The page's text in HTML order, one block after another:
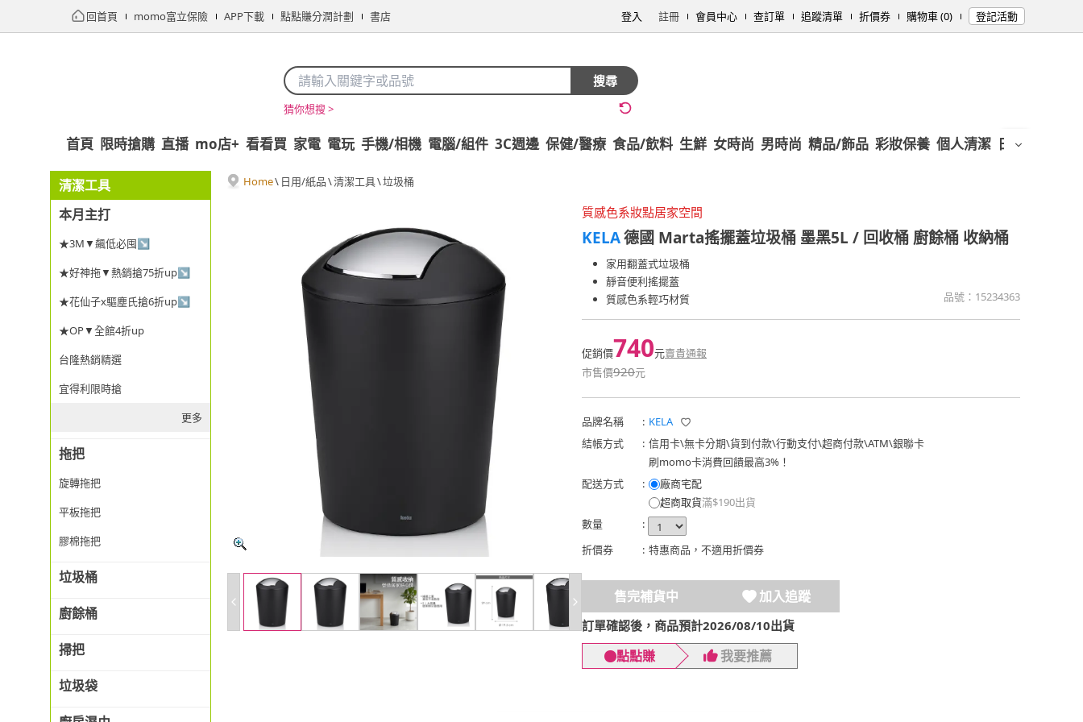
回首頁 momo富立保險 APP下載 點點賺分潤計劃 書店 登入 註冊 會員中心 查訂單 追蹤清單 折價券 購物車 (0) 登記活動
搜尋
猜你想搜 >
首頁 限時搶購 直播 mo店+ 看看買 家電 電玩 手機/相機 電腦/組件 3C週邊 保健/醫療 食品/飲料 生鮮 女時尚 男時尚 精品/飾品 彩妝保養 個人清潔 日用/紙品
清潔工具
本月主打
★3M▼飆低必囤↘
★好神拖▼熱銷搶75折up↘
★花仙子x驅塵氏搶6折up↘
★OP▼全館4折up
台隆熱銷精選
宜得利限時搶
更多
拖把
旋轉拖把
平板拖把
膠棉拖把
垃圾桶
廚餘桶
掃把
垃圾袋
Home\ 日用/紙品\清潔工具\垃圾桶
質感色系妝點居家空間
KELA德國 Marta搖擺蓋垃圾桶 墨黑5L / 回收桶 廚餘桶 收納桶
家用翻蓋式垃圾桶
靜音便利搖擺蓋
質感色系輕巧材質
品號： 15234363
促銷價740元賣貴通報
市售價920元
品牌名稱 : KELA
結帳方式
: 信用卡\無卡分期\貨到付款\行動支付\超商付款\ATM\銀聯卡
刷momo卡消費回饋最高3%！
配送方式
:
廠商宅配
超商取貨滿$190出貨
數量
:
折價券
: 特惠商品，不適用折價券
售完補貨中 加入追蹤
訂單確認後，商品預計2026/08/10出貨
點點賺 我要推薦